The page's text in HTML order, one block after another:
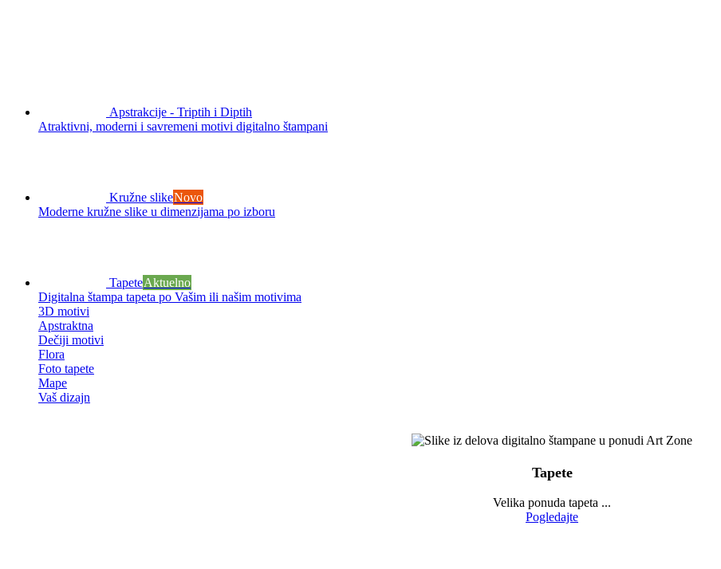
Apstrakcije - Triptih i Diptih
Atraktivni, moderni i savremeni motivi digitalno štampani
Kružne slikeNovo
Moderne kružne slike u dimenzijama po izboru
TapeteAktuelno
Digitalna štampa tapeta po Vašim ili našim motivima
3D motivi
Apstraktna
Dečiji motivi
Flora
Foto tapete
Mape
Vaš dizajn
Tapete
Velika ponuda tapeta ...
Pogledajte